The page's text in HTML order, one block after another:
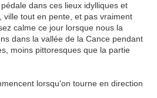
dans ces lieux idylliques et
, ville tout en pente, et pas vraiment
calme ce jour lorsque nous la
dans la vallée de la Cance pendant
moins pittoresques que la partie
lorsqu'on tourne en direction